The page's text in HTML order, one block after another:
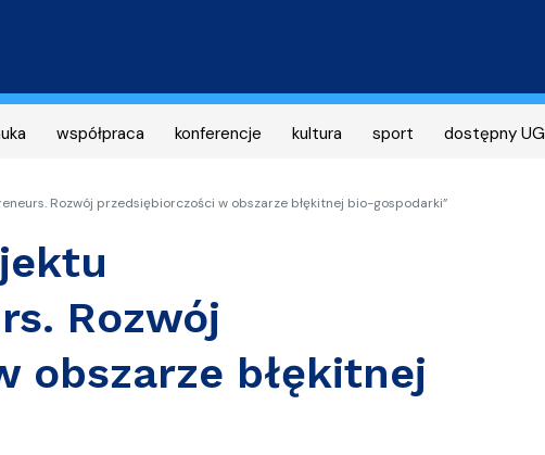
współpraca konferencje kultura sport dostępny UG
Rozwój przedsiębiorczości w obszarze błękitnej bio-gospodarki”
Rozwój
obszarze błękitnej